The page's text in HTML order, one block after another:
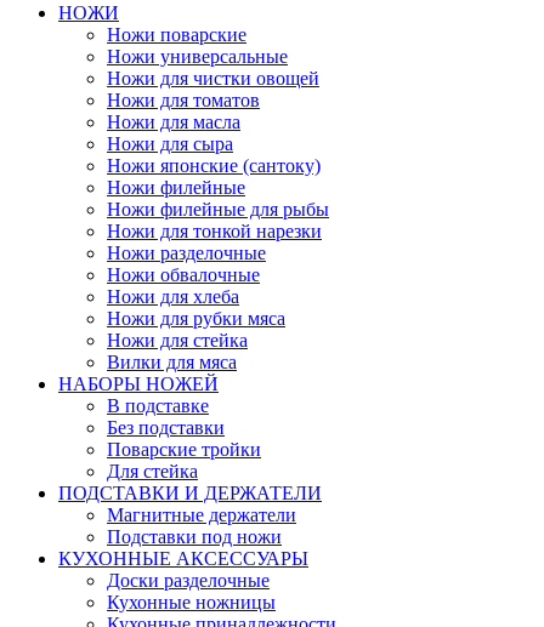
НОЖИ
Ножи поварские
Ножи универсальные
Ножи для чистки овощей
Ножи для томатов
Ножи для масла
Ножи для сыра
Ножи японские (сантоку)
Ножи филейные
Ножи филейные для рыбы
Ножи для тонкой нарезки
Ножи разделочные
Ножи обвалочные
Ножи для хлеба
Ножи для рубки мяса
Ножи для стейка
Вилки для мяса
НАБОРЫ НОЖЕЙ
В подставке
Без подставки
Поварские тройки
Для стейка
ПОДСТАВКИ И ДЕРЖАТЕЛИ
Магнитные держатели
Подставки под ножи
КУХОННЫЕ АКСЕССУАРЫ
Доски разделочные
Кухонные ножницы